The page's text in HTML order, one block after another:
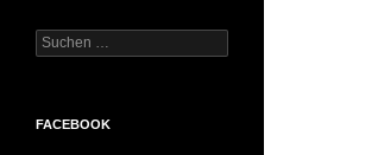
Suchen
nach:
FACEBOOK